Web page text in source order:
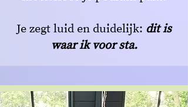
Je zegt luid en duidelijk: dit is
waar ik voor sta.